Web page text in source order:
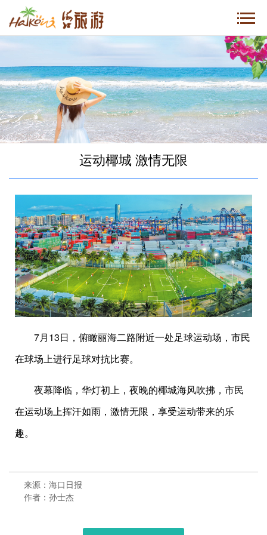
运动椰城 激情无限
7月13日，俯瞰丽海二路附近一处足球运动场，市民
在球场上进行足球对抗比赛。
夜幕降临，华灯初上，夜晚的椰城海风吹拂，市民
在运动场上挥汗如雨，激情无限，享受运动带来的乐
趣。
来源：海口日报
作者：孙士杰